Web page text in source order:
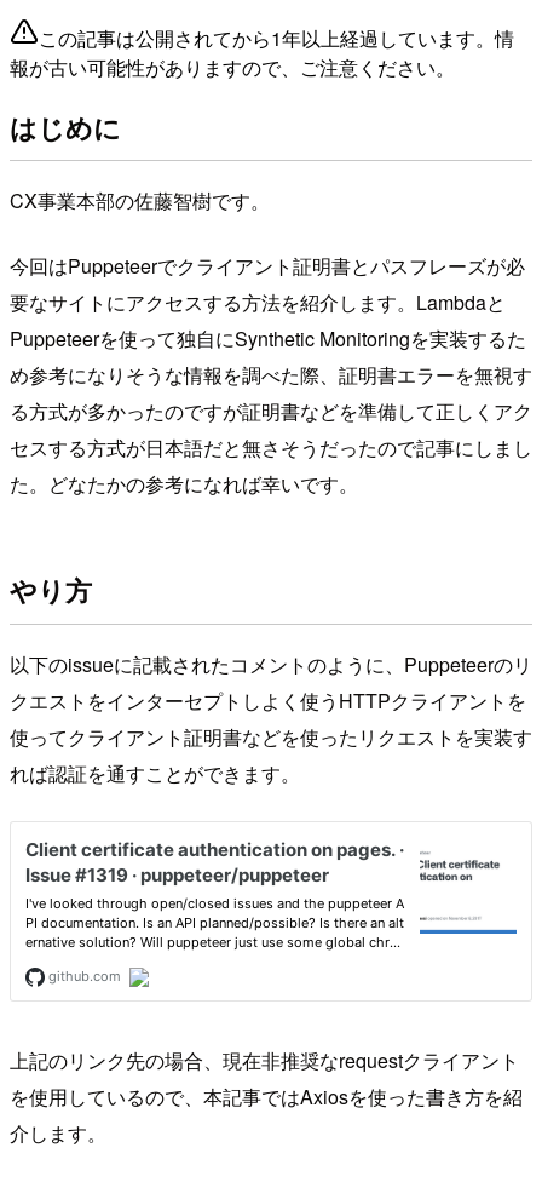
この記事は公開されてから1年以上経過しています。情
報が古い可能性がありますので、ご注意ください。
はじめに
CX事業本部の佐藤智樹です。
今回はPuppeteerでクライアント証明書とパスフレーズが必
要なサイトにアクセスする方法を紹介します。Lambdaと
Puppeteerを使って独自にSynthetic Monitoringを実装するた
め参考になりそうな情報を調べた際、証明書エラーを無視す
る方式が多かったのですが証明書などを準備して正しくアク
セスする方式が日本語だと無さそうだったので記事にしまし
た。どなたかの参考になれば幸いです。
やり方
以下のissueに記載されたコメントのように、Puppeteerのリ
クエストをインターセプトしよく使うHTTPクライアントを
使ってクライアント証明書などを使ったリクエストを実装す
れば認証を通すことができます。
上記のリンク先の場合、現在非推奨なrequestクライアント
を使用しているので、本記事ではAxiosを使った書き方を紹
介します。